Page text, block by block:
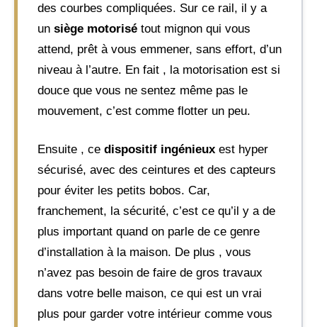
des courbes compliquées. Sur ce rail, il y a
un siège motorisé tout mignon qui vous
attend, prêt à vous emmener, sans effort, d’un
niveau à l’autre. En fait , la motorisation est si
douce que vous ne sentez même pas le
mouvement, c’est comme flotter un peu.
Ensuite , ce dispositif ingénieux est hyper
sécurisé, avec des ceintures et des capteurs
pour éviter les petits bobos. Car,
franchement, la sécurité, c’est ce qu’il y a de
plus important quand on parle de ce genre
d’installation à la maison. De plus , vous
n’avez pas besoin de faire de gros travaux
dans votre belle maison, ce qui est un vrai
plus pour garder votre intérieur comme vous